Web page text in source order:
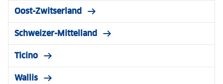
Oost-Zwitserland
Schweizer-Mittelland
Ticino
Wallis